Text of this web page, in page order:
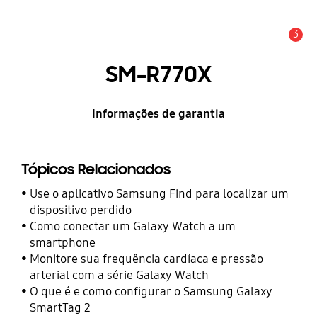
3
SM-R770X
Informações de garantia
Tópicos Relacionados
Use o aplicativo Samsung Find para localizar um
dispositivo perdido
Como conectar um Galaxy Watch a um
smartphone
Monitore sua frequência cardíaca e pressão
arterial com a série Galaxy Watch
O que é e como configurar o Samsung Galaxy
SmartTag 2